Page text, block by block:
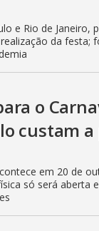
e Rio de Janeiro,
da festa;
o
custam
em 20 de
só será aberta